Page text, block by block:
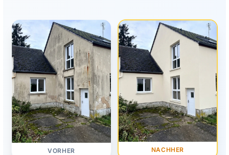
VORHER NACHHER